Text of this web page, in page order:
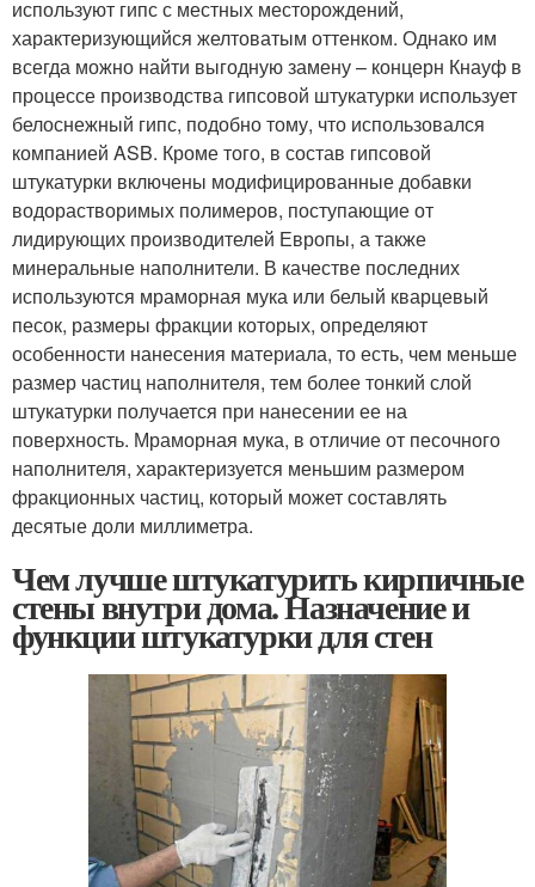
используют гипс с местных месторождений,
характеризующийся желтоватым оттенком. Однако им
всегда можно найти выгодную замену – концерн Кнауф в
процессе производства гипсовой штукатурки использует
белоснежный гипс, подобно тому, что использовался
компанией ASB. Кроме того, в состав гипсовой
штукатурки включены модифицированные добавки
водорастворимых полимеров, поступающие от
лидирующих производителей Европы, а также
минеральные наполнители. В качестве последних
используются мраморная мука или белый кварцевый
песок, размеры фракции которых, определяют
особенности нанесения материала, то есть, чем меньше
размер частиц наполнителя, тем более тонкий слой
штукатурки получается при нанесении ее на
поверхность. Мраморная мука, в отличие от песочного
наполнителя, характеризуется меньшим размером
фракционных частиц, который может составлять
десятые доли миллиметра.
Чем лучше штукатурить кирпичные
стены внутри дома. Назначение и
функции штукатурки для стен